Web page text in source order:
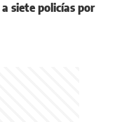
siete policías por